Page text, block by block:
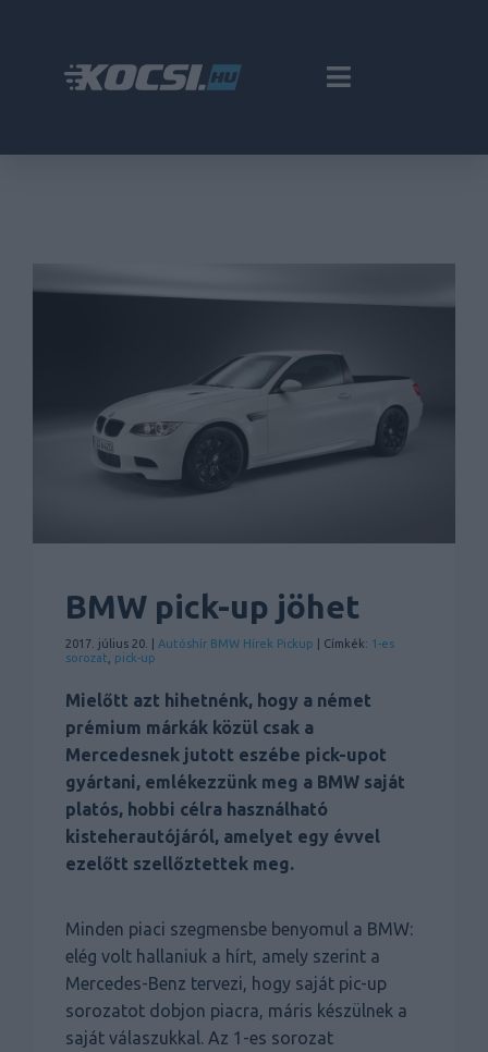
BMW pick-up jöhet
2017. július 20. | Autóshír BMW Hírek Pickup | Címkék: 1-es
sorozat
pick-up
Mielőtt azt hihetnénk, hogy a német
prémium márkák közül csak a
Mercedesnek jutott eszébe pick-upot
gyártani, emlékezzünk meg a BMW saját
platós, hobbi célra használható
kisteherautójáról, amelyet egy évvel
ezelőtt szellőztettek meg.
Minden piaci szegmensbe benyomul a BMW:
elég volt hallaniuk a hírt, amely szerint a
Mercedes-Benz tervezi, hogy saját pic-up
sorozatot dobjon piacra, máris készülnek a
saját válaszukkal. Az 1-es sorozat